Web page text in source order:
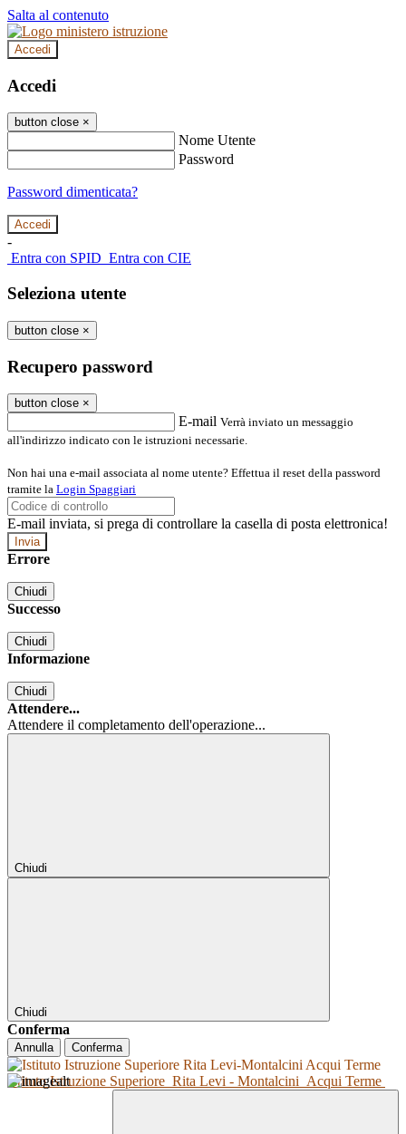
Salta al contenuto
Accedi
Accedi
button close ×
Nome Utente
Password
Password dimenticata?
-
Entra con SPID Entra con CIE
Seleziona utente
button close ×
Recupero password
button close ×
E-mail Verrà inviato un messaggio
all'indirizzo indicato con le istruzioni necessarie.
Non hai una e-mail associata al nome utente? Effettua il reset della password
tramite la Login Spaggiari
E-mail inviata, si prega di controllare la casella di posta elettronica!
Errore
Chiudi
Successo
Chiudi
Informazione
Chiudi
Attendere...
Attendere il completamento dell'operazione...
Chiudi
Chiudi
Conferma
Annulla Conferma
Istituto Istruzione Superiore Rita Levi - Montalcini Acqui Terme